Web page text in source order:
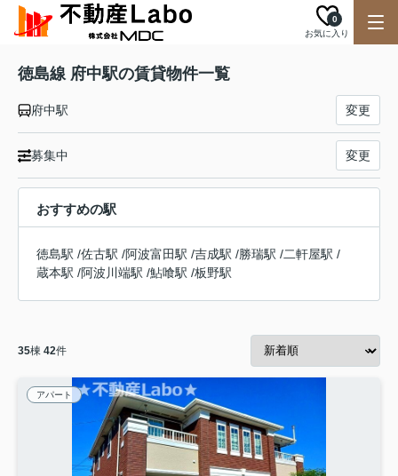
お気に入り
0
徳島線 府中駅の賃貸物件一覧
府中駅 変更
募集中 変更
おすすめの駅
徳島駅 /佐古駅 /阿波富田駅 /吉成駅 /勝瑞駅 /二軒屋駅 /
蔵本駅 /阿波川端駅 /鮎喰駅 /板野駅
35棟 42件
アパート